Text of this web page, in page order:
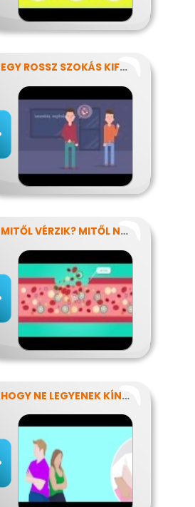
EGY ROSSZ SZOKÁS KIFÜSTÖLÉSE
MITŐL VÉRZIK? MITŐL NEM VÉRZIK?
HOGY NE LEGYENEK KÍNOS TITKOK